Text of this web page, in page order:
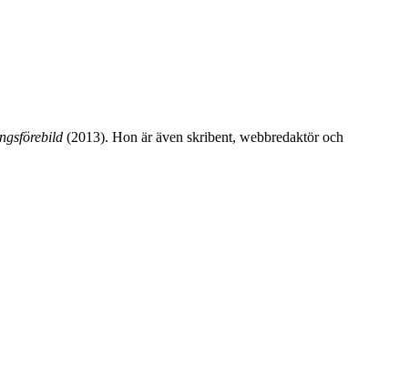
(2013). Hon är även skribent, webbredaktör och